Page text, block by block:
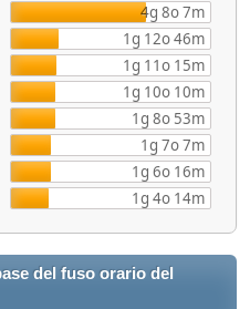
4g 8o 7m
1g 12o 46m
1g 11o 15m
1g 10o 10m
1g 8o 53m
1g 7o 7m
1g 6o 16m
1g 4o 14m
del fuso orario del